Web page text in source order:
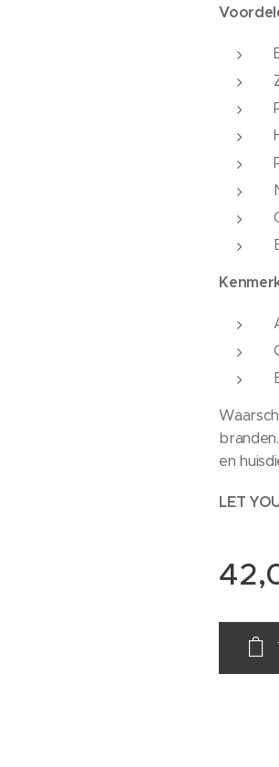
en
LET